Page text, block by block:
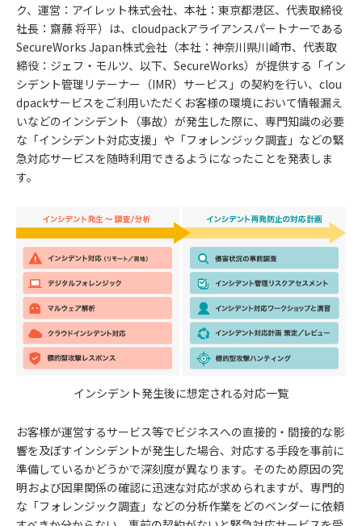
ク、運営：アイレット株式会社、本社：東京都港区、代表取締役
社長：齋藤 将平）は、cloudpackアライアンスパートナーである
SecureWorks Japan株式会社（本社：神奈川県川崎市、代表取
締役：ジェフ・モルツ、以下、SecureWorks）が提供する「イン
シデント管理リテーナー（IMR）サービス」の契約を行い、clou
dpackサービスをご利用いただくお客様の環境において情報漏え
いなどのインシデント（事故）が発生した際に、専門知識の必要
な「インシデント対応支援」や「フォレンジック調査」などの緊
急対応サービスを随時利用できるようになったことを発表しま
す。
インシデント発生後に想定される対応一覧
お客様が運営するサービス等でビジネスへの直接的・間接的な影
響を及ぼすインシデントが発生した場合、対応する手段を事前に
準備しているかどうかで深刻度が異なります。そのため原因の究
明および因果関係の確認に迅速な対応が求められますが、専門的
な「フォレンジック調査」などの分析作業をどのベンダーに依頼